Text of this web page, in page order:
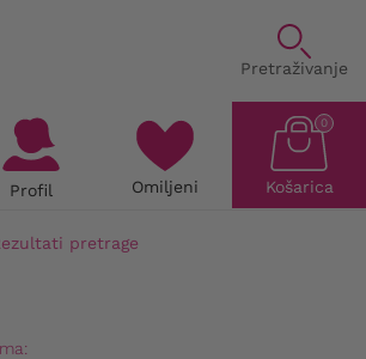
Pretraživanje
Profil Omiljeni Košarica
0
pretrage